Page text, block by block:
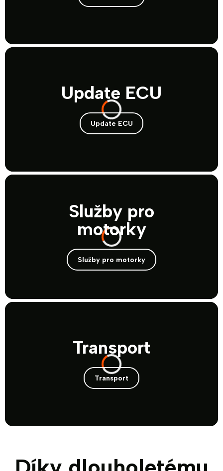
Update ECU
Update ECU
Služby pro
motorky
Služby pro motorky
Transport
Transport